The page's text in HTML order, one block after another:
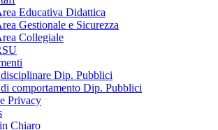
Educativa Didattica
Gestionale e Sicurezza
Collegiale
Dip. Pubblici
comportamento Dip. Pubblici
Privacy
Chiaro